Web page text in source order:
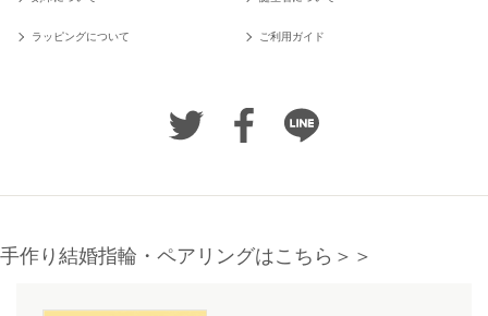
ラッピングについて ご利用ガイド
手作り結婚指輪・ペアリングはこちら＞＞